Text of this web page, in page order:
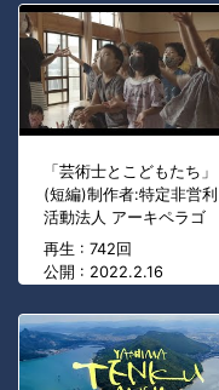
「芸術士とこどもたち」
(短編)制作者:特定非営利
活動法人 アーキペラゴ
再生 : 742回
公開 : 2022.2.16